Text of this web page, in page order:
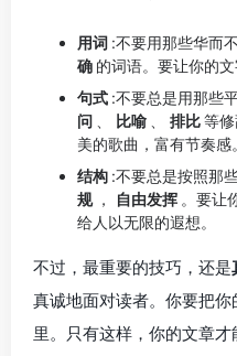
用词 :不要用那些华而
确 的词语。要让你的
句式 :不要总是用那些
问
比喻 排比等
美的歌曲，富有节奏感。
结构 :不要总是按照那
规 ， 自由发挥 。要让
给人以无限的遐想。
不过，最重要的技巧，还是
真诚地面对读者。你要把
里。只有这样，你的文章才